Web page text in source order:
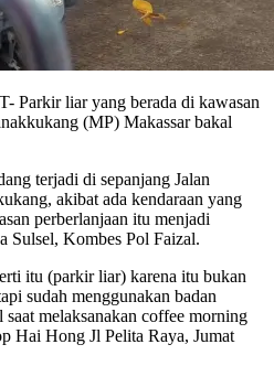
liar yang berada di kawasan
(MP) Makassar bakal
terjadi di sepanjang Jalan
akibat ada kendaraan yang
perberlanjaan itu menjadi
Sulsel, Kombes Pol Faizal.
itu (parkir liar) karena itu bukan
sudah menggunakan badan
melaksanakan coffee morning
Hai Hong Jl Pelita Raya, Jumat